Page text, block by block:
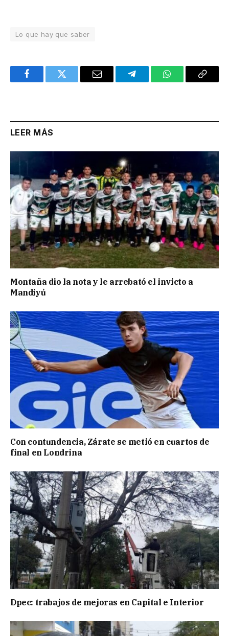
Lo que hay que saber
FacebookTwitter Email TelegramWhatsAppCopy
LEER MÁS
Montaña dio la nota y le arrebató el invicto a
Mandiyú
Con contundencia, Zárate se metió en cuartos de
final en Londrina
Dpec: trabajos de mejoras en Capital e Interior